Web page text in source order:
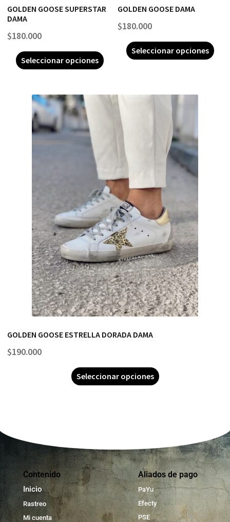
GOLDEN GOOSE SUPERSTAR
DAMA
$180.000
Seleccionar opciones
GOLDEN GOOSE DAMA
$180.000
Seleccionar opciones
GOLDEN GOOSE ESTRELLA DORADA DAMA
$190.000
Seleccionar opciones
Contenido
Inicio
Rastreo
Mi cuenta
Aliados de pago
PaYu
Efecty
PSE